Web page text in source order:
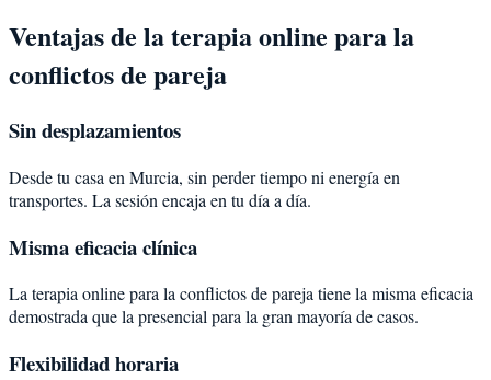
Ventajas de la terapia online para la
conflictos de pareja
Sin desplazamientos
Desde tu casa en Murcia, sin perder tiempo ni energía en
transportes. La sesión encaja en tu día a día.
Misma eficacia clínica
La terapia online para la conflictos de pareja tiene la misma eficacia
demostrada que la presencial para la gran mayoría de casos.
Flexibilidad horaria